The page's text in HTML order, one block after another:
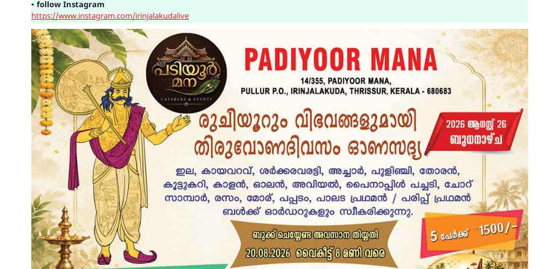
▪ follow Instagram
https://www.instagram.com/irinjalakudalive